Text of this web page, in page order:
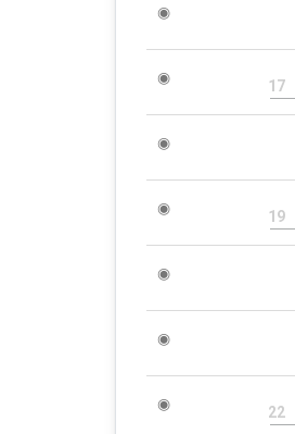
◉
◉ 17
◉
◉ 19
◉
◉
◉ 22